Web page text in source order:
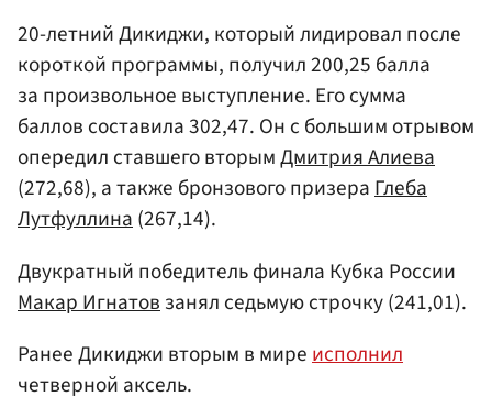
20-летний Дикиджи, который лидировал после
короткой программы, получил 200,25 балла
за произвольное выступление. Его сумма
баллов составила 302,47. Он с большим отрывом
опередил ставшего вторымДмитрия Алиева
(272,68), а также бронзового призераГлеба
Лутфуллина(267,14).
Двукратный победитель финала Кубка России
Макар Игнатов занял седьмую строчку (241,01).
Ранее Дикиджи вторым в миреисполнил
четверной аксель.